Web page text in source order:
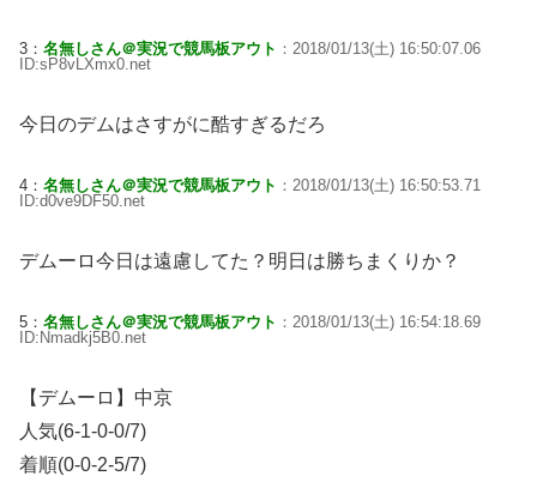
3： 名無しさん＠実況で競馬板アウト ：2018/01/13(土) 16:50:07.06
ID:sP8vLXmx0.net
今日のデムはさすがに酷すぎるだろ
4： 名無しさん＠実況で競馬板アウト ：2018/01/13(土) 16:50:53.71
ID:d0ve9DF50.net
デムーロ今日は遠慮してた？明日は勝ちまくりか？
5： 名無しさん＠実況で競馬板アウト ：2018/01/13(土) 16:54:18.69
ID:Nmadkj5B0.net
【デムーロ】中京
人気(6-1-0-0/7)
着順(0-0-2-5/7)